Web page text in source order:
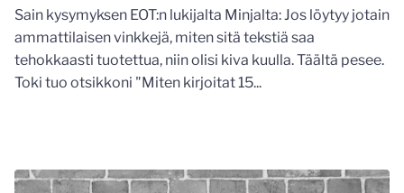
Sain kysymyksen EOT:n lukijalta Minjalta: Jos löytyy jotain
ammattilaisen vinkkejä, miten sitä tekstiä saa
tehokkaasti tuotettua, niin olisi kiva kuulla. Täältä pesee.
Toki tuo otsikkoni "Miten kirjoitat 15...